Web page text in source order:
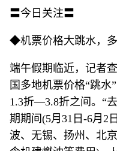
〓今日关注〓
◆机票价格大跳水，
端午假期临近，记者
国多地机票价格“跳水
1.3折—3.8折之间。“
期期间(5月31日-6月2
波、无锡、扬州、北